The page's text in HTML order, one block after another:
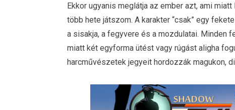
Ekkor ugyanis meglátja az ember azt, ami
több hete játszom. A karakter “csak” egy
a sisakja, a fegyvere és a mozdulatai. Minden
miatt két egyforma ütést vagy rúgást aligha
harcművészetek jegyeit hordozzák magukon,